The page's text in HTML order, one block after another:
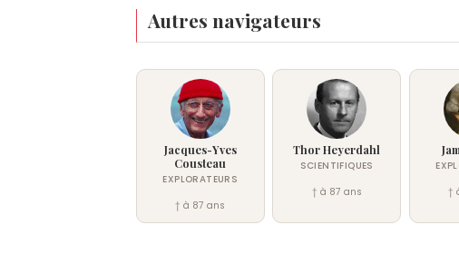
Autres navigateurs
Jacques-Yves
Cousteau
EXPLORATEURS
† à 87 ans
Thor Heyerdahl
SCIENTIFIQUES
† à 87 ans
†